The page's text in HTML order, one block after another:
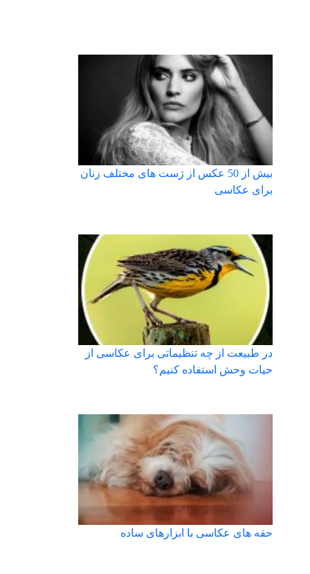
بیش از 50 عکس از ژست های مختلف زنان
برای عکاسی
در طبیعت از چه تنظیماتی برای عکاسی از
حیات وحش استفاده کنیم؟
حقه های عکاسی با ابزارهای ساده